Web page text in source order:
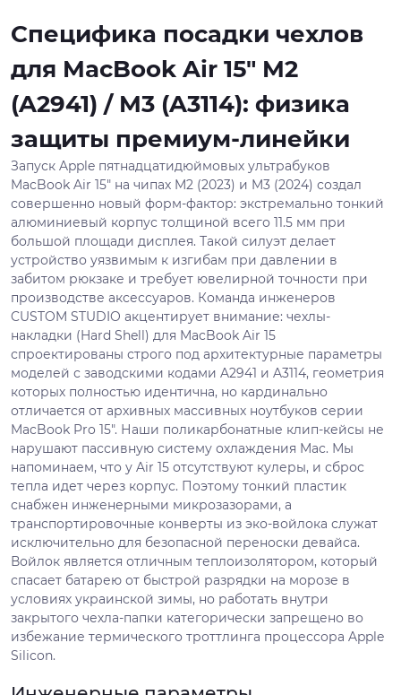
Специфика посадки чехлов
для MacBook Air 15" M2
(A2941) / M3 (A3114): физика
защиты премиум-линейки
Запуск Apple пятнадцатидюймовых ультрабуков
MacBook Air 15" на чипах M2 (2023) и M3 (2024) создал
совершенно новый форм-фактор: экстремально тонкий
алюминиевый корпус толщиной всего 11.5 мм при
большой площади дисплея. Такой силуэт делает
устройство уязвимым к изгибам при давлении в
забитом рюкзаке и требует ювелирной точности при
производстве аксессуаров. Команда инженеров
CUSTOM STUDIO акцентирует внимание: чехлы-
накладки (Hard Shell) для MacBook Air 15
спроектированы строго под архитектурные параметры
моделей с заводскими кодами A2941 и A3114, геометрия
которых полностью идентична, но кардинально
отличается от архивных массивных ноутбуков серии
MacBook Pro 15". Наши поликарбонатные клип-кейсы не
нарушают пассивную систему охлаждения Mac. Мы
напоминаем, что у Air 15 отсутствуют кулеры, и сброс
тепла идет через корпус. Поэтому тонкий пластик
снабжен инженерными микрозазорами, а
транспортировочные конверты из эко-войлока служат
исключительно для безопасной переноски девайса.
Войлок является отличным теплоизолятором, который
спасает батарею от быстрой разрядки на морозе в
условиях украинской зимы, но работать внутри
закрытого чехла-папки категорически запрещено во
избежание термического троттлинга процессора Apple
Silicon.